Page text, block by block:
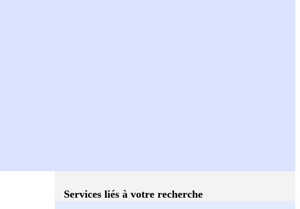
Services liés à votre recherche